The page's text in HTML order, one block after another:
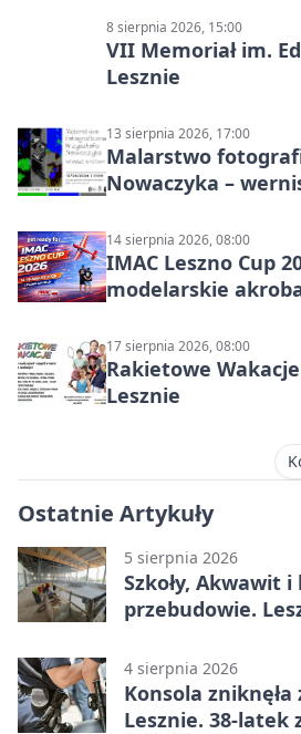
8 sierpnia 2026, 15:00
VII Memoriał im.
Lesznie
13 sierpnia 2026, 17:00
Malarstwo
Nowaczyka –
14 sierpnia 2026, 08:00
IMAC Leszno Cup
modelarskie
17 sierpnia 2026, 08:00
Rakietowe
Lesznie
Ostatnie Artykuły
5 sierpnia 2026
Szkoły, Akwawit
przebudowie.
4 sierpnia 2026
Konsola
Lesznie. 38-latek